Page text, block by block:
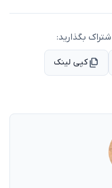
بگذارید:
کپی لینک